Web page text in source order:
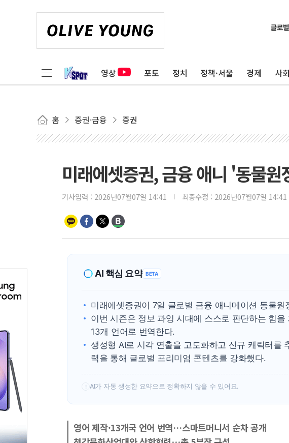
영상 포토 정치 정책·서울 경제 사회
홈 증권·금융 증권
미래에셋증권, 금융 애니 '동물
기사입력 : 2026년07월07일 14:41 최종수정 : 2026년07월07일 14:41
AI 핵심 요약 BETA
미래에셋증권이 7일 글로벌 금융 애니메이션 동물원
이번 시즌은 정보 과잉 시대에 스스로 판단하는 힘
13개 언어로 번역한다.
생성형 AI로 시각 연출을 고도화하고 신규 캐릭터를
력을 통해 글로벌 프리미엄 콘텐츠를 강화했다.
! AI가 자동 생성한 요약으로 정확하지 않을 수 있어요.
영어 제작·13개국 언어 번역…스마트머니서 순차 공개